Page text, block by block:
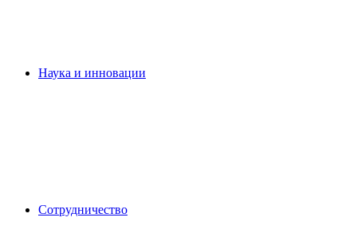
Наука и инновации
Сотрудничество